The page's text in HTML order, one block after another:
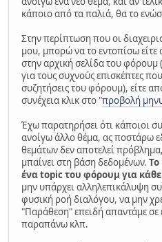
κάποιο από τα παλιά, θα το
Στην περίπτωση που οι
μου, μπορώ να το εντοπίσω είτε
στην αρχική σελίδα του φόρουμ
για τους συχνούς επισκέπτες
συζητήσεις του φόρουμ), είτε
συνέχεια κλικ στο "προβολή
Έχω παρατηρήσει ότι κάποιοι
ανοίγω άλλο θέμα, ας ποστάρω
θεμάτων δεν αποτελεί
μπαίνει στη βάση δεδομένων. Το
ένα topic του φόρουμ για
μην υπάρχει αλληλεπικάλυψη
φυσική ροή διαλόγου, να μην
"Παράθεση" επειδή απαντάμε σε
παραπάνω κλπ.